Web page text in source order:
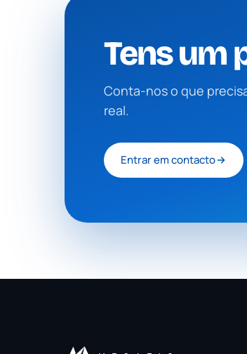
Tens um
Conta-nos o que
real.
Entrar em contacto